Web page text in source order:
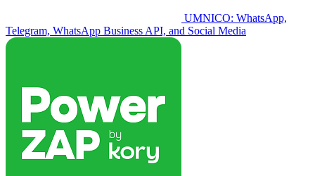
UMNICO: WhatsApp,
Telegram, WhatsApp Business API, and Social Media